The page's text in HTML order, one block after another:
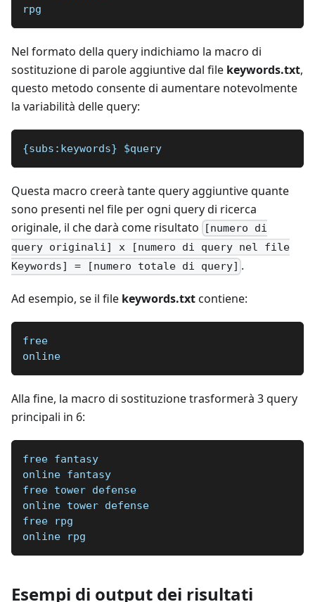
rpg
Nel formato della query indichiamo la macro di
sostituzione di parole aggiuntive dal file keywords.txt,
questo metodo consente di aumentare notevolmente
la variabilità delle query:
{subs:keywords} $query
Questa macro creerà tante query aggiuntive quante
sono presenti nel file per ogni query di ricerca
originale, il che darà come risultato
[numero di
query originali] x [numero di query nel file
Keywords] = [numero totale di query] .
Ad esempio, se il file keywords.txtcontiene:
free
online
Alla fine, la macro di sostituzione trasformerà 3 query
principali in 6:
free fantasy
online fantasy
free tower defense
online tower defense
free rpg
online rpg
Esempi di output dei risultati